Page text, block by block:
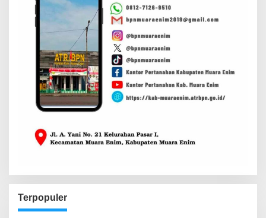
Terpopuler